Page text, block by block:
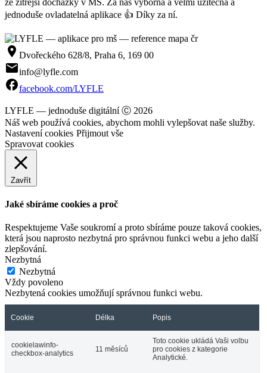
jednoduše ovladatelná aplikace 👍 Díky za ní.
room Dvořeckého 628/8, Praha 6, 169 00
mailinfo@lyfle.com
facebookfacebook.com/LYFLE
LYFLE — jednoduše digitálníⒸ 2026
Náš web používá cookies, abychom mohli vylepšovat naše služby.
Nastavení cookies Přijmout vše
Spravovat cookies
Zavřít
Jaké sbíráme cookies a proč
Respektujeme Vaše soukromí a proto sbíráme pouze taková cookies,
která jsou naprosto nezbytná pro správnou funkci webu a jeho další
zlepšování.
Nezbytná
Nezbytná
Vždy povoleno
Nezbytená cookies umožňují správnou funkci webu.
Cookie Délka Popis
cookielawinfo-
checkbox-analytics
11 měsíců
Toto cookie ukládá Vaši volbu
pro cookies z kategorie
Analytické.